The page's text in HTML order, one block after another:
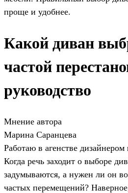
проще и удобнее.
Какой диван
частой
руководство
Мнение автора
Марина Саранцева
Работаю в агенстве дизайнером
Когда речь заходит о выборе
задумываются, а нужен ли он
частых перемещений?